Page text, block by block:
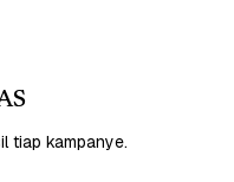
tiap kampanye.